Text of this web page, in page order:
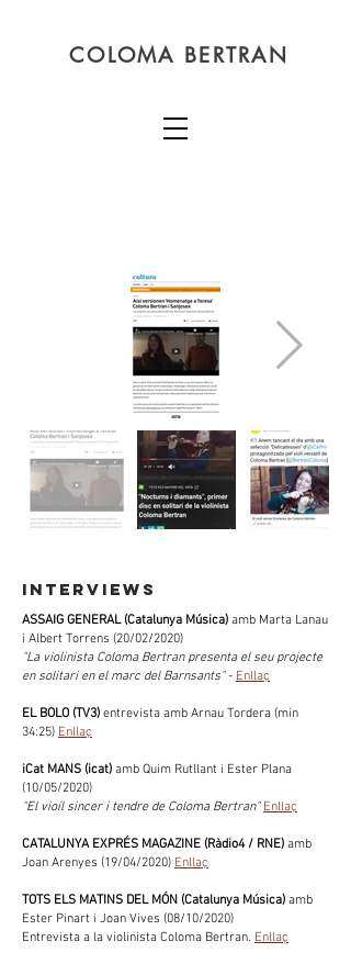
COLOMA BERTRAN
interviews
ASSAIG GENERAL (Catalunya Música) amb Marta Lanau
i Albert Torrens (20/02/2020)
"La violinista Coloma Bertran presenta el seu projecte
en solitari en el marc del Barnsants"- Enllaç
EL BOLO (TV3) entrevista amb Arnau Tordera (min
34:25) Enllaç
iCat MANS (icat) amb Quim Rutllant i Ester Plana
(10/05/2020)
"El vioíl sincer i tendre de Coloma Bertran" Enllaç
CATALUNYA EXPRÉS MAGAZINE (Ràdio4 / RNE) amb
Joan Arenyes (19/04/2020) Enllaç
TOTS ELS MATINS DEL MÓN (Catalunya Música) amb
Ester Pinart i Joan Vives (08/10/2020)
Entrevista a la violinista Coloma Bertran. Enllaç